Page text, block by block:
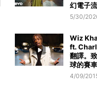
幻電子
5/30/
Wiz
ft.
翻譯。
球的賽
4/09/